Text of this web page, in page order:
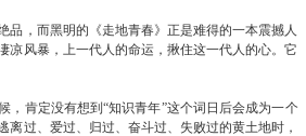
，而黑明的《走地青春》正是难得的一本震撼人
凉风暴，上一代人的命运，揪住这一代人的心。它
肯定没有想到“知识青年”这个词日后会成为一个
过、爱过、归过、奋斗过、失败过的黄土地时，